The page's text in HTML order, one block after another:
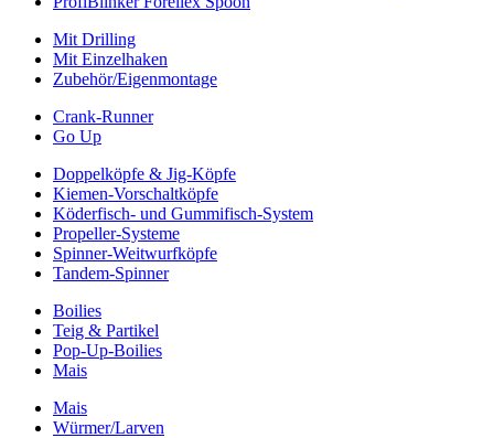
Mit Drilling
Mit Einzelhaken
Zubehör/Eigenmontage
Crank-Runner
Go Up
Doppelköpfe & Jig-Köpfe
Kiemen-Vorschaltköpfe
Köderfisch- und Gummifisch-System
Propeller-Systeme
Spinner-Weitwurfköpfe
Tandem-Spinner
Boilies
Teig & Partikel
Pop-Up-Boilies
Mais
Mais
Würmer/Larven